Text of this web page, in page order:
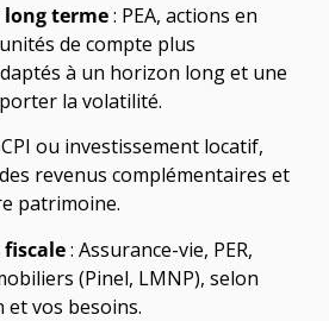
terme: PEA, actions en
de compte plus
à un horizon long et une
la volatilité.
ou investissement locatif,
revenus complémentaires et
patrimoine.
: Assurance-vie, PER,
(Pinel, LMNP), selon
vos besoins.